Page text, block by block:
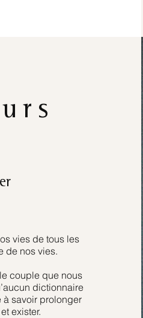
vies de tous les
de nos vies.
couple que nous
dictionnaire
à savoir prolonger
exister.